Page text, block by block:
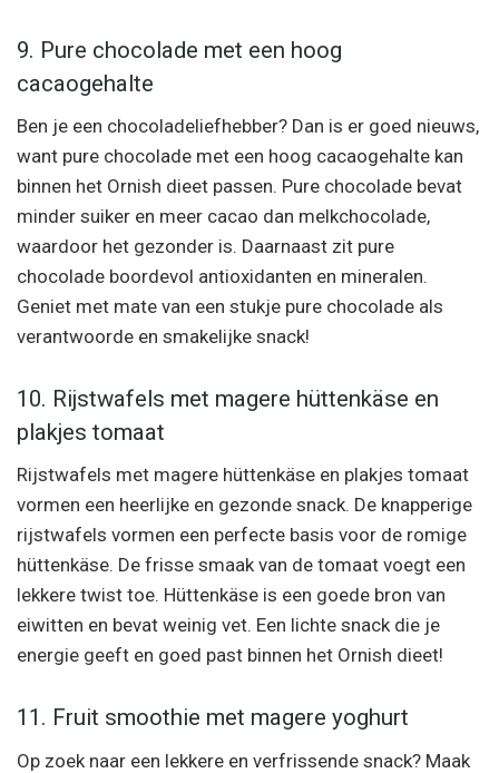
9. Pure chocolade met een hoog
cacaogehalte
Ben je een chocoladeliefhebber? Dan is er goed nieuws,
want pure chocolade met een hoog cacaogehalte kan
binnen het Ornish dieet passen. Pure chocolade bevat
minder suiker en meer cacao dan melkchocolade,
waardoor het gezonder is. Daarnaast zit pure
chocolade boordevol antioxidanten en mineralen.
Geniet met mate van een stukje pure chocolade als
verantwoorde en smakelijke snack!
10. Rijstwafels met magere hüttenkäse en
plakjes tomaat
Rijstwafels met magere hüttenkäse en plakjes tomaat
vormen een heerlijke en gezonde snack. De knapperige
rijstwafels vormen een perfecte basis voor de romige
hüttenkäse. De frisse smaak van de tomaat voegt een
lekkere twist toe. Hüttenkäse is een goede bron van
eiwitten en bevat weinig vet. Een lichte snack die je
energie geeft en goed past binnen het Ornish dieet!
11. Fruit smoothie met magere yoghurt
Op zoek naar een lekkere en verfrissende snack? Maak